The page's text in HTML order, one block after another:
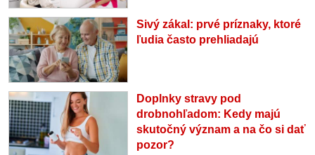
Sivý zákal: prvé príznaky, ktoré
ľudia často prehliadajú
Doplnky stravy pod
drobnohľadom: Kedy majú
skutočný význam a na čo si dať
pozor?